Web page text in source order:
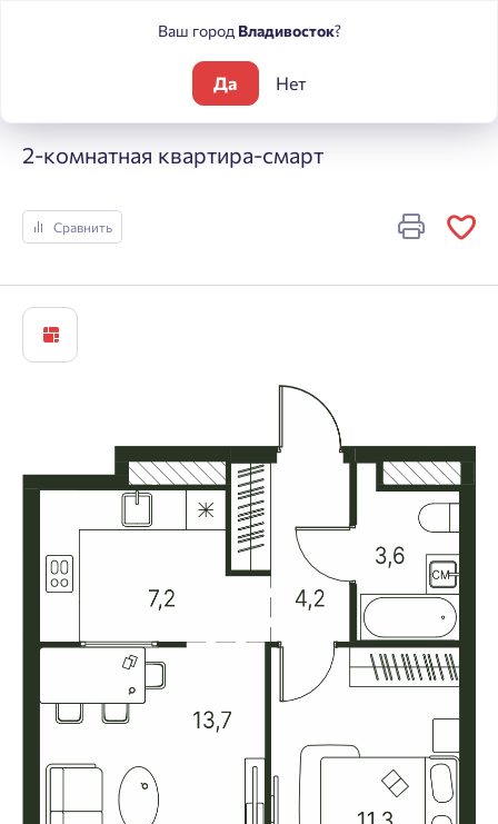
Погода
2-комнатная квартира-смарт
Сравнить
Ваш город Владивосток?
Да Нет